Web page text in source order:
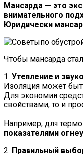
Мансарда — это
внимательного
Юридически
Чтобы мансарда
1. Утепление и
Изоляция может
Для экономии
свойствами, то и
Например, для
показателями
2. Правильный